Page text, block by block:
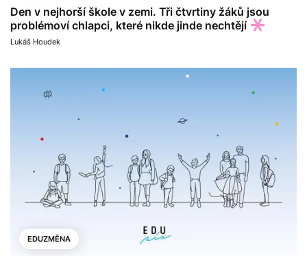
Den v nejhorší škole v zemi. Tři čtvrtiny žáků jsou
problémoví chlapci, které nikde jinde nechtějí
Lukáš Houdek
EDUZMĚNA